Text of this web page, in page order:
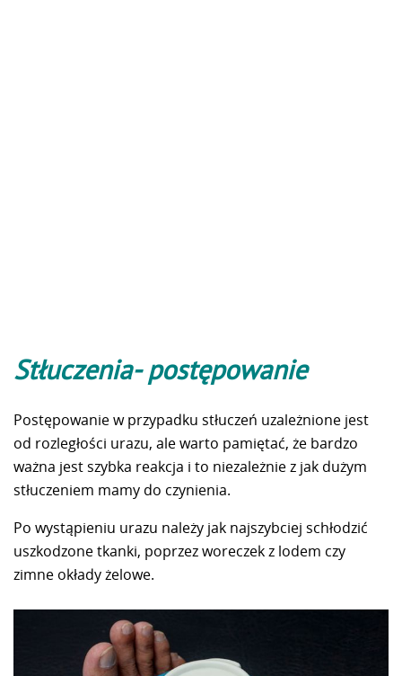
Stłuczenia- postępowanie
Postępowanie w przypadku stłuczeń uzależnione jest
od rozległości urazu, ale warto pamiętać, że bardzo
ważna jest szybka reakcja i to niezależnie z jak dużym
stłuczeniem mamy do czynienia.
Po wystąpieniu urazu należy jak najszybciej schłodzić
uszkodzone tkanki, poprzez woreczek z lodem czy
zimne okłady żelowe.